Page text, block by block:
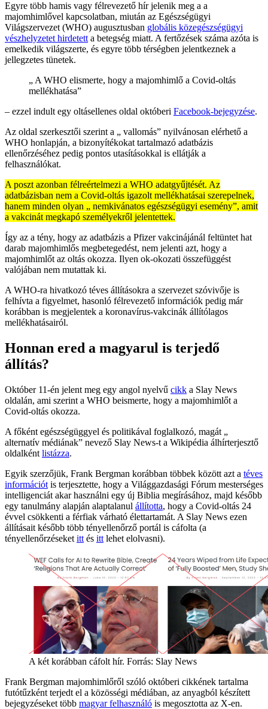
Egyre több hamis vagy félrevezető hír jelenik meg a a
majomhimlővel kapcsolatban, miután az Egészségügyi
Világszervezet (WHO) augusztusban globális közegészségügyi
vészhelyzetet hirdetett a betegség miatt. A fertőzések száma azóta is
emelkedik világszerte, és egyre több térségben jelentkeznek a
jellegzetes tünetek.
„ A WHO elismerte, hogy a majomhimlő a Covid-oltás
mellékhatása”
– ezzel indult egy oltásellenes oldal októberi Facebook-bejegyzése.
Az oldal szerkesztői szerint a „ vallomás” nyilvánosan elérhető a
WHO honlapján, a bizonyítékokat tartalmazó adatbázis
ellenőrzéséhez pedig pontos utasításokkal is ellátják a
felhasználókat.
A poszt azonban félreértelmezi a WHO adatgyűjtését. Az
adatbázisban nem a Covid-oltás igazolt mellékhatásai szerepelnek,
hanem minden olyan „ nemkivánatos egészségügyi esemény”, amit
a vakcinát megkapó személyekről jelentettek.
Így az a tény, hogy az adatbázis a Pfizer vakcinájánál feltüntet hat
darab majomhimlős megbetegedést, nem jelenti azt, hogy a
majomhimlőt az oltás okozza. Ilyen ok-okozati összefüggést
valójában nem mutattak ki.
A WHO-ra hivatkozó téves állításokra a szervezet szóvivője is
felhívta a figyelmet, hasonló félrevezető információk pedig már
korábban is megjelentek a koronavírus-vakcinák állítólagos
mellékhatásairól.
Honnan ered a magyarul is terjedő
állítás?
Október 11-én jelent meg egy angol nyelvű cikk a Slay News
oldalán, ami szerint a WHO beismerte, hogy a majomhimlőt a
Covid-oltás okozza.
A főként egészségüggyel és politikával foglalkozó, magát „
alternatív médiának” nevező Slay News-t a Wikipédia álhírterjesztő
oldalként listázza.
Egyik szerzőjük, Frank Bergman korábban többek között azt a téves
információt is terjesztette, hogy a Világgazdasági Fórum mesterséges
intelligenciát akar használni egy új Biblia megírásához, majd később
egy tanulmány alapján alaptalanul állította, hogy a Covid-oltás 24
évvel csökkenti a férfiak várható élettartamát. A Slay News ezen
állításait később több tényellenőrző portál is cáfolta (a
tényellenőrzéseket itt és itt lehet elolvasni).
A két korábban cáfolt hír. Forrás: Slay News
Frank Bergman majomhimlőről szóló októberi cikkének tartalma
futótűzként terjedt el a közösségi médiában, az anyagból készített
bejegyzéseket több magyar felhasználó is megosztotta az X-en.